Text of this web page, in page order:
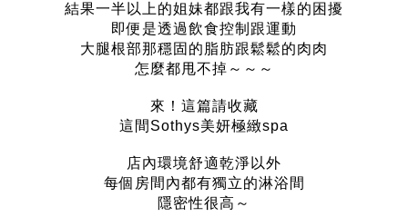
結果一半以上的姐妹都跟我有一樣的困擾
即便是透過飲食控制跟運動
大腿根部那穩固的脂肪跟鬆鬆的肉肉
怎麼都甩不掉～～～
來！這篇請收藏
這間Sothys美妍極緻spa
店內環境舒適乾淨以外
每個房間內都有獨立的淋浴間
隱密性很高～